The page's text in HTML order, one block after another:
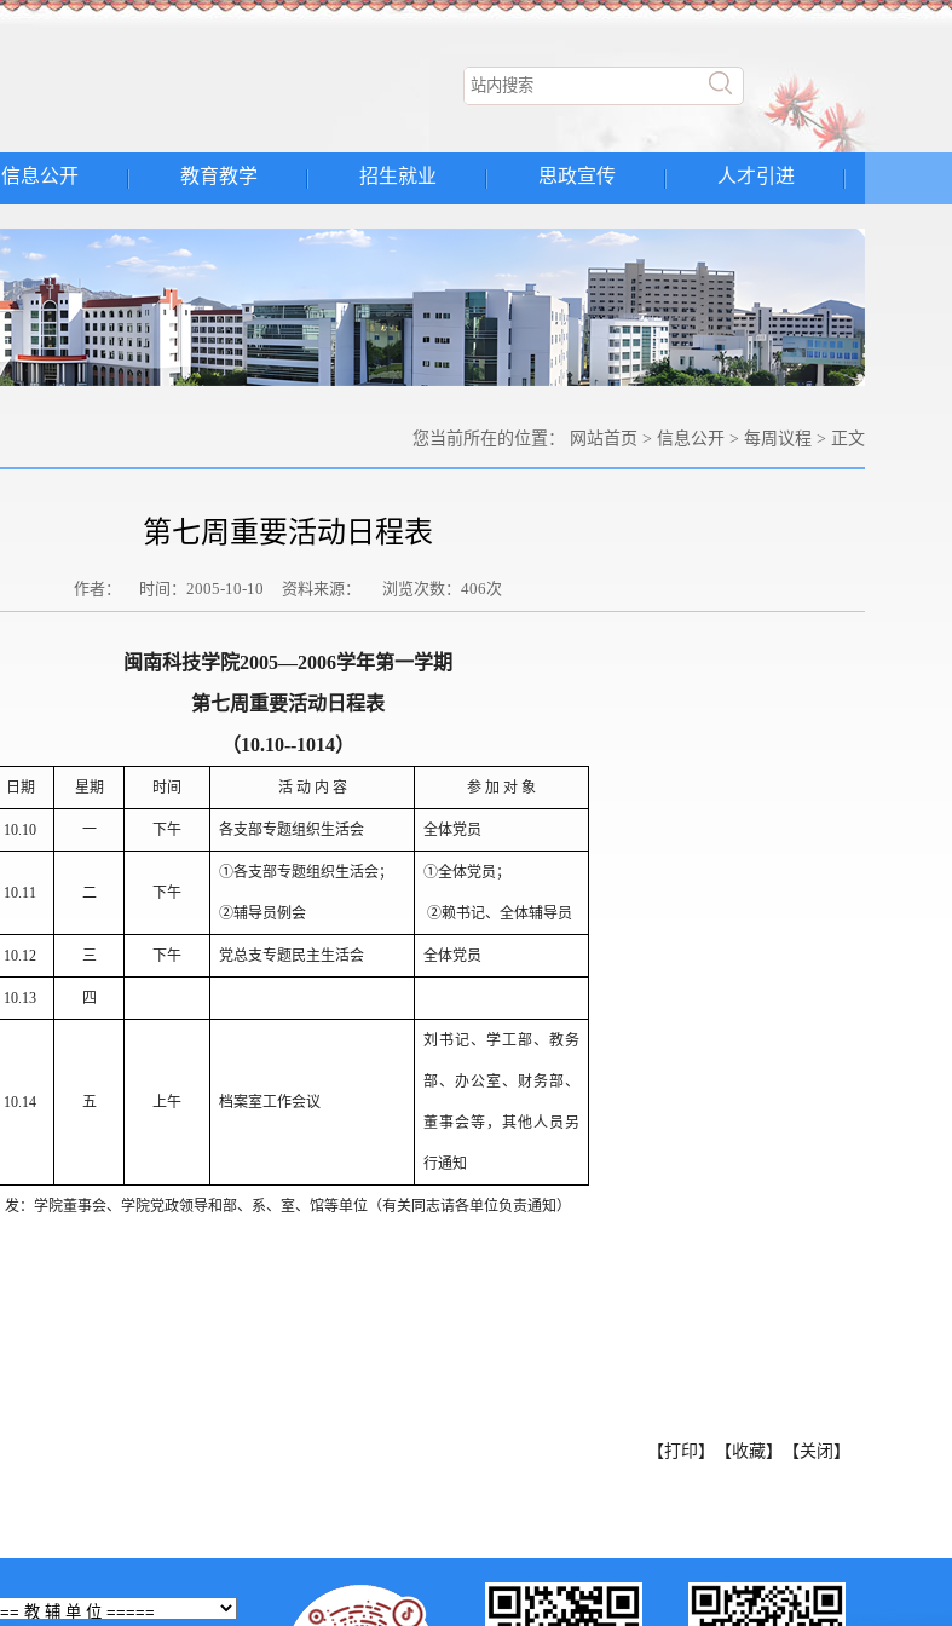
信息公开 教育教学 招生就业 思政宣传 人才引进
您当前所在的位置： 网站首页 > 信息公开 > 每周议程 > 正文
第七周重要活动日程表
作者： 时间：2005-10-10 资料来源： 浏览次数： 406次
闽南科技学院2005—2006学年第一学期
第七周重要活动日程表
（10.10--1014）
日期 星期 时间 活 动 内 容 参 加 对 象
10.10 一 下午 各支部专题组织生活会 全体党员
10.11 二 下午
①各支部专题组织生活会；
②辅导员例会
①全体党员；
②赖书记、全体辅导员
10.12 三 下午 党总支专题民主生活会 全体党员
10.13 四
10.14 五 上午 档案室工作会议
刘书记、学工部、教务
部、办公室、财务部、
董事会等，其他人员另
行通知
发：学院董事会、学院党政领导和部、系、室、馆等单位（有关同志请各单位负责通知）
【打印】 【收藏】 【关闭】